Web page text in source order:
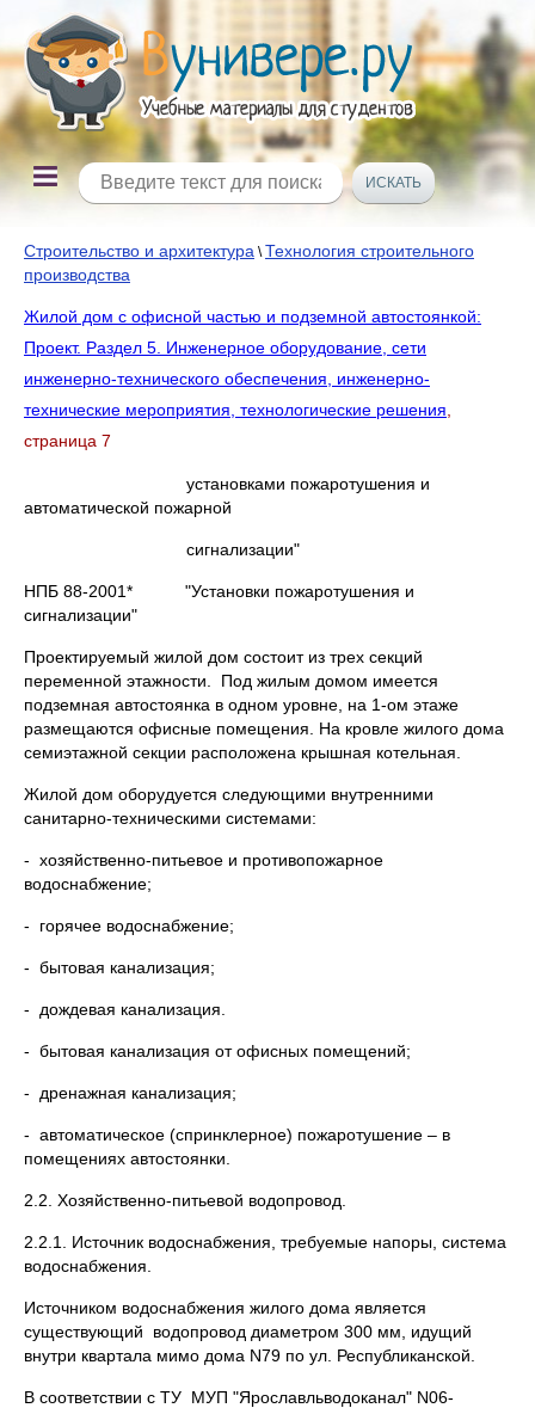
Строительство и архитектура \Технология строительного
производства
Жилой дом с офисной частью и подземной автостоянкой:
Проект. Раздел 5. Инженерное оборудование, сети
инженерно-технического обеспечения, инженерно-
технические мероприятия, технологические решения
страница 7
установками пожаротушения и
автоматической пожарной
сигнализации"
НПБ 88-2001* "Установки пожаротушения и
сигнализации"
Проектируемый жилой дом состоит из трех секций
переменной этажности. Под жилым домом имеется
подземная автостоянка в одном уровне, на 1-ом этаже
размещаются офисные помещения. На кровле жилого дома
семиэтажной секции расположена крышная котельная.
Жилой дом оборудуется следующими внутренними
санитарно-техническими системами:
- хозяйственно-питьевое и противопожарное
водоснабжение;
- горячее водоснабжение;
- бытовая канализация;
- дождевая канализация.
- бытовая канализация от офисных помещений;
- дренажная канализация;
- автоматическое (спринклерное) пожаротушение – в
помещениях автостоянки.
2.2. Хозяйственно-питьевой водопровод.
2.2.1. Источник водоснабжения, требуемые напоры, система
водоснабжения.
Источником водоснабжения жилого дома является
существующий водопровод диаметром 300 мм, идущий
внутри квартала мимо дома N79 по ул. Республиканской.
В соответствии с ТУ МУП "Ярославльводоканал" N06-